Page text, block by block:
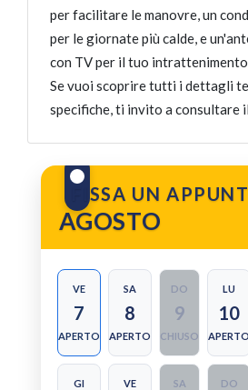
per facilitare le manovre, un
per le giornate più calde, e
con TV per il tuo
Se vuoi scoprire tutti i dettagli
specifiche, ti invito a consultare
FISSA UN
AGOSTO
VE
7
APERTO
SA
8
APERTO
DO
9
CHIUSO
LU
10
APERTO
GI VE SA DO